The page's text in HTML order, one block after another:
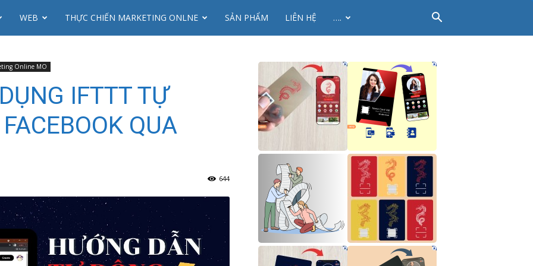
WEB THỰC CHIẾN MARKETING ONLNE SẢN PHẨM LIÊN HỆ ….
Online MO
IFTTT TỰ
QUA
644